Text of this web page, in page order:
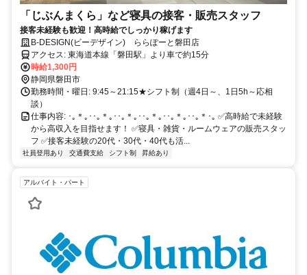
「じぶんまくら」など寝具の接客・販売スタッフ
接客未経験も歓迎！高時給でしっかり稼げます
B-DESIGN(ビーデザイン) ららぽーと磐田店
アクセス: 東海道本線「磐田駅」より車で約15分
時給1,300円
静岡県磐田市
勤務時間・曜日: 9:45～21:15★シフト制（週4日～、1日5h～応相
談）
仕事内容: ･｡＊｡･･｡＊｡･･｡＊｡･･｡＊｡･･｡＊｡･･｡＊･｡ ✅高時給で未経験
から高収入を目指せます！ ✅寝具・雑貨・ルームウェアの販売スタッ
フ ✅接客未経験の20代・30代・40代も活...
社員登用あり 交通費支給 シフト制 昇給あり
アルバイト・パート